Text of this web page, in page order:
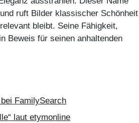
ruft Bilder klassischer Schönheit
bleibt. Seine Fähigkeit,
Beweis für seinen anhaltenden
FamilySearch
laut etymonline